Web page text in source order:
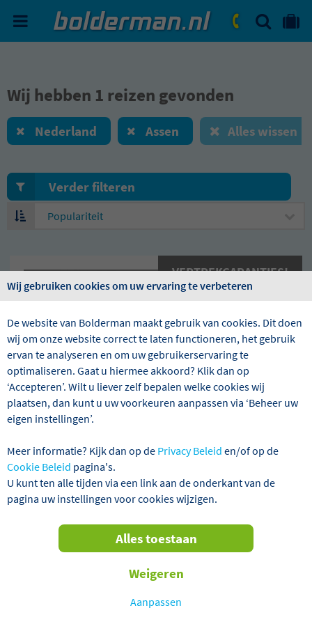
ma. - vr.: 09:00 - 17:30
ZOEKEN
Wij hebben 1 reizen gevonden
Nederland Assen Alles wissen
Verder filteren
5-daags All-inclusive muziekspektakel
Noord-Nederland
VERTREKGARANTIES!
Wij gebruiken cookies om uw ervaring te verbeteren
De website van Bolderman maakt gebruik van cookies. Dit doen
wij om onze website correct te laten functioneren, het gebruik
ervan te analyseren en om uw gebruikerservaring te
optimaliseren. Gaat u hiermee akkoord? Klik dan op
‘Accepteren’. Wilt u liever zelf bepalen welke cookies wij
plaatsen, dan kunt u uw voorkeuren aanpassen via ‘Beheer uw
eigen instellingen’.
Meer informatie? Kijk dan op de Privacy Beleid en/of op de
Cookie Beleid pagina's.
U kunt ten alle tijden via een link aan de onderkant van de
pagina uw instellingen voor cookies wijzigen.
Aanpassen
Weigeren
Alles toestaan